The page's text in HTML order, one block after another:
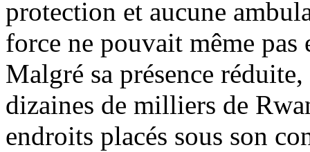
protection et aucune
force ne pouvait même pas
Malgré sa présence
dizaines de milliers de
endroits placés sous son